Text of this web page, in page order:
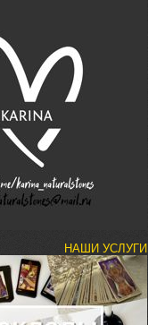
НАШИ УСЛУГИ